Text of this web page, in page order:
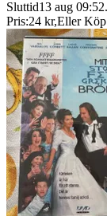
Sluttid13 aug 09:52.
Pris:24 kr,Eller